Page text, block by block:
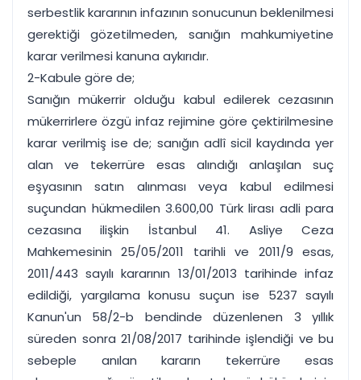
serbestlik kararının infazının sonucunun beklenilmesi
gerektiği gözetilmeden, sanığın mahkumiyetine
karar verilmesi kanuna aykırıdır.
2-Kabule göre de;
Sanığın mükerrir olduğu kabul edilerek cezasının
mükerrirlere özgü infaz rejimine göre çektirilmesine
karar verilmiş ise de; sanığın adlî sicil kaydında yer
alan ve tekerrüre esas alındığı anlaşılan suç
eşyasının satın alınması veya kabul edilmesi
suçundan hükmedilen 3.600,00 Türk lirası adli para
cezasına ilişkin İstanbul 41. Asliye Ceza
Mahkemesinin 25/05/2011 tarihli ve 2011/9 esas,
2011/443 sayılı kararının 13/01/2013 tarihinde infaz
edildiği, yargılama konusu suçun ise 5237 sayılı
Kanun'un 58/2-b bendinde düzenlenen 3 yıllık
süreden sonra 21/08/2017 tarihinde işlendiği ve bu
sebeple anılan kararın tekerrüre esas